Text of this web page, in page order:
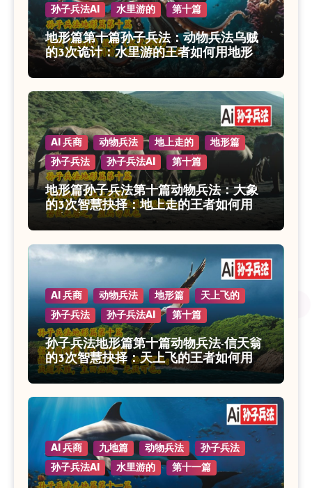
孙子兵法AI
水里游的 第十篇
地形篇第十篇孙子兵法：动物兵法乌贼
的3次诡计：水里游的王者如何用地形制
胜
AI 兵商 动物兵法 地上走的
地形篇
孙子兵法
孙子兵法AI 第十篇
地形篇孙子兵法第十篇动物兵法：大象
的3次智慧抉择：地上走的王者如何用地
形制胜？
AI 兵商 动物兵法 地形篇
天上飞的
孙子兵法
孙子兵法AI 第十篇
孙子兵法地形篇第十篇动物兵法-信天翁
的3次智慧抉择：天上飞的王者如何用地
形制胜？
AI 兵商 九地篇 动物兵法
孙子兵法
孙子兵法AI
水里游的 第十一篇